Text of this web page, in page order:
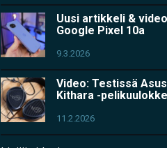
Uusi artikkeli &
Google Pixel 10a
9.3.2026
Video: Testissä Asus
Kithara -
11.2.2026